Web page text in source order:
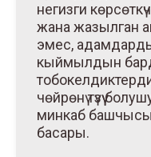
негизги
жана жазылган
эмес,
кыймылдын
чөйрөнү түзүү
минкаб
басары.